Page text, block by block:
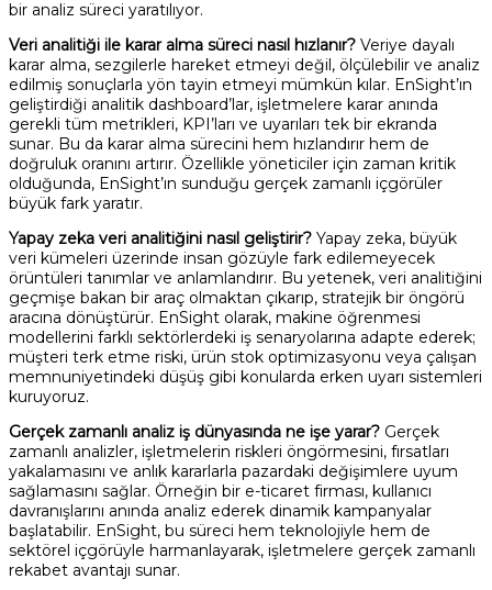
bir analiz süreci yaratılıyor.
Veri analitiği ile karar alma süreci nasıl hızlanır? Veriye dayalı
karar alma, sezgilerle hareket etmeyi değil, ölçülebilir ve analiz
edilmiş sonuçlarla yön tayin etmeyi mümkün kılar. EnSight’ın
geliştirdiği analitik dashboard’lar, işletmelere karar anında
gerekli tüm metrikleri, KPI’ları ve uyarıları tek bir ekranda
sunar. Bu da karar alma sürecini hem hızlandırır hem de
doğruluk oranını artırır. Özellikle yöneticiler için zaman kritik
olduğunda, EnSight’ın sunduğu gerçek zamanlı içgörüler
büyük fark yaratır.
Yapay zeka veri analitiğini nasıl geliştirir? Yapay zeka, büyük
veri kümeleri üzerinde insan gözüyle fark edilemeyecek
örüntüleri tanımlar ve anlamlandırır. Bu yetenek, veri analitiğini
geçmişe bakan bir araç olmaktan çıkarıp, stratejik bir öngörü
aracına dönüştürür. EnSight olarak, makine öğrenmesi
modellerini farklı sektörlerdeki iş senaryolarına adapte ederek;
müşteri terk etme riski, ürün stok optimizasyonu veya çalışan
memnuniyetindeki düşüş gibi konularda erken uyarı sistemleri
kuruyoruz.
Gerçek zamanlı analiz iş dünyasında ne işe yarar? Gerçek
zamanlı analizler, işletmelerin riskleri öngörmesini, fırsatları
yakalamasını ve anlık kararlarla pazardaki değişimlere uyum
sağlamasını sağlar. Örneğin bir e-ticaret firması, kullanıcı
davranışlarını anında analiz ederek dinamik kampanyalar
başlatabilir. EnSight, bu süreci hem teknolojiyle hem de
sektörel içgörüyle harmanlayarak, işletmelere gerçek zamanlı
rekabet avantajı sunar.